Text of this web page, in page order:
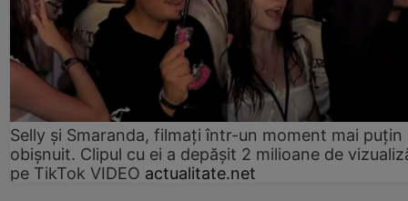
Selly și Smaranda, filmați într-un moment mai puțin
obișnuit. Clipul cu ei a depășit 2 milioane de
pe TikTok VIDEO actualitate.net